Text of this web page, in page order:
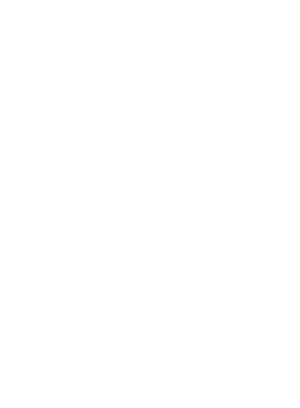
¿La tiranía del sofá? Los
MK2 del Málaga
superar la experiencia
El cineasta ha
cinematografía
igualdad, la diversidad y
miembros salientes de